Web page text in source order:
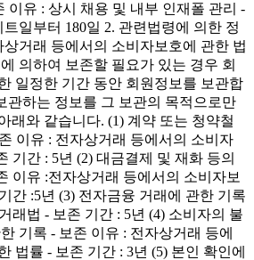
이유 : 상시 채용 및 내부 인재폴 관리 -
일부터 180일 2. 관련법령에 의한 정
상거래 등에서의 소비자보호에 관한 법
의하여 보존할 필요가 있는 경우 회
일정한 기간 동안 회원정보를 보관합
관하는 정보를 그 보관의 목적으로만
래와 같습니다. (1) 계약 또는 청약철
이유 : 전자상거래 등에서의 소비자
기간 : 5년 (2) 대금결제 및 재화 등의
이유 :전자상거래 등에서의 소비자보
간 :5년 (3) 전자금융 거래에 관한 기록
래법 - 보존 기간 : 5년 (4) 소비자의 불
기록 - 보존 이유 : 전자상거래 등에
법률 - 보존 기간 : 3년 (5) 본인 확인에